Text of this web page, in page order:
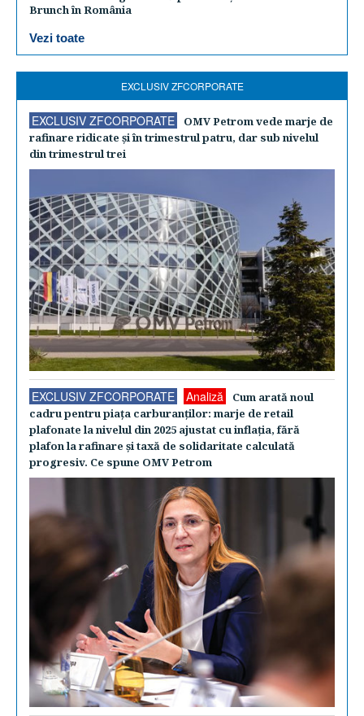
Brunch în România
Vezi toate
EXCLUSIV ZFCORPORATE
EXCLUSIV ZFCORPORATE
OMV Petrom vede marje de
rafinare ridicate şi în trimestrul patru, dar sub nivelul
din trimestrul trei
EXCLUSIV ZFCORPORATE Analiză
Cum arată noul
cadru pentru piaţa carburanţilor: marje de retail
plafonate la nivelul din 2025 ajustat cu inflaţia, fără
plafon la rafinare şi taxă de solidaritate calculată
progresiv. Ce spune OMV Petrom